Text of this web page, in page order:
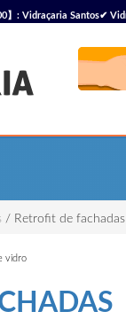
】: Vidraçaria Santos✔
/ Retrofit de fachadas
vidro